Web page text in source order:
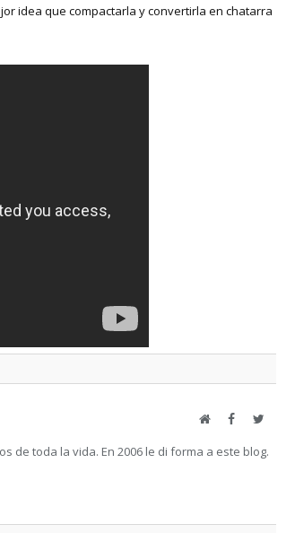
idea que compactarla y convertirla en chatarra
Web FacebookTwitter
de toda la vida. En 2006 le di forma a este blog.